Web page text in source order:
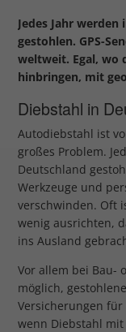
Jedes Jahr werden
gestohlen. GPS-
weltweit. Egal, wo
hinbringen, mit
Diebstahl in
Autodiebstahl ist
großes Problem.
Deutschland
Werkzeuge und
verschwinden. Oft
wenig ausrichten,
ins Ausland
Vor allem bei Bau-
möglich,
Versicherungen
wenn Diebstahl